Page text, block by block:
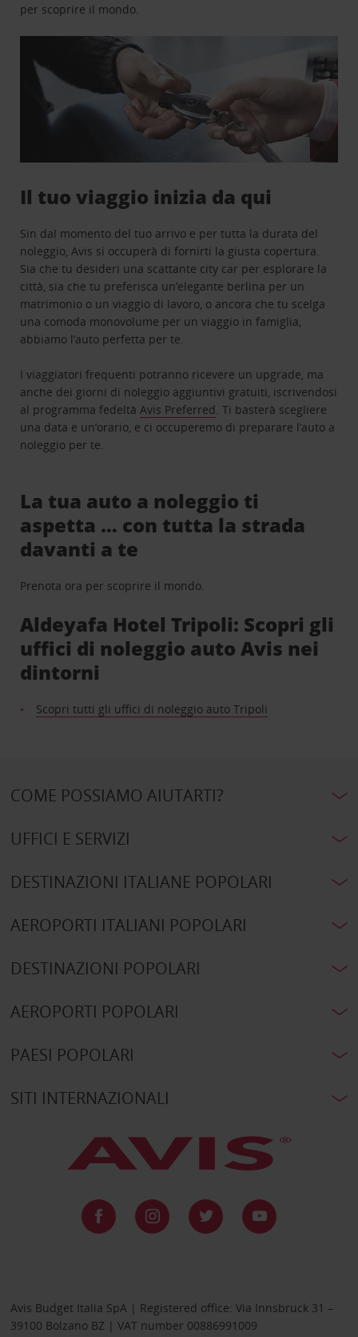
per scoprire il mondo.
Il tuo viaggio inizia da qui
Sin dal momento del tuo arrivo e per tutta la durata del
noleggio, Avis si occuperà di fornirti la giusta copertura.
Sia che tu desideri una scattante city car per esplorare la
città, sia che tu preferisca un’elegante berlina per un
matrimonio o un viaggio di lavoro, o ancora che tu scelga
una comoda monovolume per un viaggio in famiglia,
abbiamo l’auto perfetta per te.
I viaggiatori frequenti potranno ricevere un upgrade, ma
anche dei giorni di noleggio aggiuntivi gratuiti, iscrivendosi
al programma fedeltàAvis Preferred. Ti basterà scegliere
una data e un’orario, e ci occuperemo di preparare l’auto a
noleggio per te.
La tua auto a noleggio ti
aspetta … con tutta la strada
davanti a te
Prenota ora per scoprire il mondo.
Aldeyafa Hotel Tripoli: Scopri gli
uffici di noleggio auto Avis nei
dintorni
Scopri tutti gli uffici di noleggio auto Tripoli
COME POSSIAMO AIUTARTI?
UFFICI E SERVIZI
DESTINAZIONI ITALIANE POPOLARI
AEROPORTI ITALIANI POPOLARI
DESTINAZIONI POPOLARI
AEROPORTI POPOLARI
PAESI POPOLARI
SITI INTERNAZIONALI
Avis Budget Italia SpA | Registered office: Via Innsbruck 31 –
39100 Bolzano BZ | VAT number 00886991009